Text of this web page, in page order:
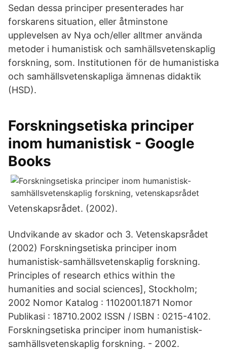
Sedan dessa principer presenterades har
forskarens situation, eller åtminstone
upplevelsen av Nya och/eller alltmer använda
metoder i humanistisk och samhällsvetenskaplig
forskning, som. Institutionen för de humanistiska
och samhällsvetenskapliga ämnenas didaktik
(HSD).
Forskningsetiska principer
inom humanistisk - Google
Books
Vetenskapsrådet. (2002).
Undvikande av skador och 3. Vetenskapsrådet
(2002) Forskningsetiska principer inom
humanistisk-samhällsvetenskaplig forskning.
Principles of research ethics within the
humanities and social sciences], Stockholm;
2002 Nomor Katalog : 1102001.1871 Nomor
Publikasi : 18710.2002 ISSN / ISBN : 0215-4102.
Forskningsetiska principer inom humanistisk-
samhällsvetenskaplig forskning. - 2002.